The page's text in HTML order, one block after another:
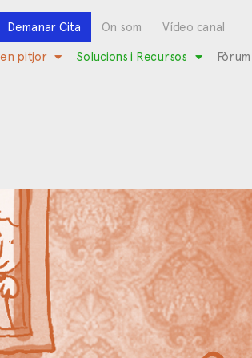
Demanar Cita On som Vídeo canal
pitjor Solucions i Recursos Fòrum